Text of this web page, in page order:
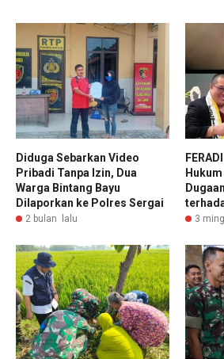
Diduga Sebarkan Video
Pribadi Tanpa Izin, Dua
Warga Bintang Bayu
Dilaporkan ke Polres Sergai
2 bulan lalu 3